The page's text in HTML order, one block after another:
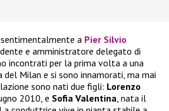
a Pier Silvio
e amministratore delegato di
incontrati per la prima volta a una
Milan e si sono innamorati, ma mai
sono nati due figli: Lorenzo
2010, e Sofia Valentina , nata il